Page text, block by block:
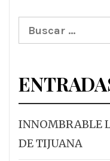
Buscar:
INNOMBRABLE
DE TIJUANA